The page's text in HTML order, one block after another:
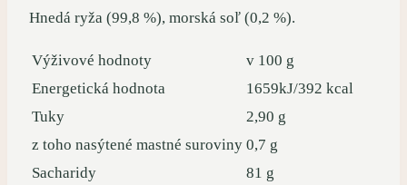
Hnedá ryža (99,8 %), morská soľ (0,2 %).
Výživové hodnoty
v 100 g
Energetická hodnota
1659kJ/392 kcal
Tuky
2,90 g
z toho nasýtené mastné suroviny 0,7 g
Sacharidy
81 g